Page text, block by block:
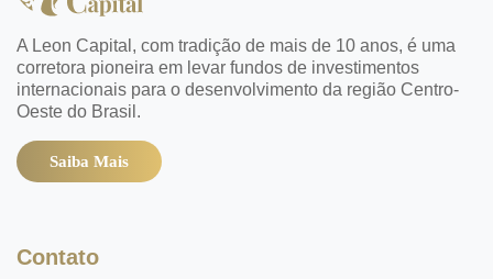
A Leon Capital, com tradição de mais de 10 anos, é uma
corretora pioneira em levar fundos de investimentos
internacionais para o desenvolvimento da região Centro-
Oeste do Brasil.
Saiba Mais
Contato